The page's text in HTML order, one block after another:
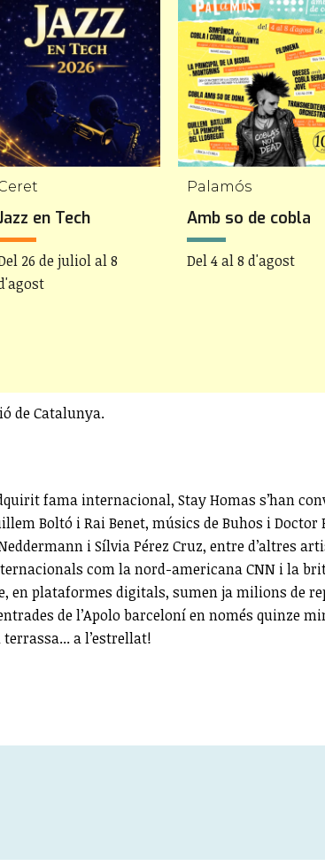
en Tech
26 de juliol al 8
Palamós
Amb so de cobla
Del 4 al 8 d'agost
de Catalunya.
fama internacional, Stay Homas s’han
Boltó i Rai Benet, músics de Buhos i Doctor
i Sílvia Pérez Cruz, entre d’altres
com la nord-americana CNN i la
plataformes digitals, sumen ja milions de
de l’Apolo barceloní en només quinze
a l’estrellat!